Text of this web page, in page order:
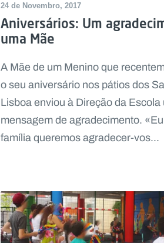
24 de Novembro, 2017
Aniversários: Um
uma Mãe
A Mãe de um Menino que
o seu aniversário nos pátios dos
Lisboa enviou à Direção da Escola
mensagem de agradecimento.
família queremos agradecer-vos...